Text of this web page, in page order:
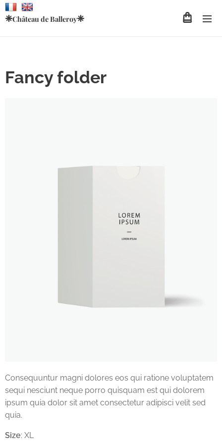
❈Château de Balleroy❈
Fancy folder
Consequuntur magni dolores eos qui ratione voluptatem
sequi nesciunt neque porro quisquam est qui dolorem
ipsum quia dolor sit amet consectetur adipisci velit sed
quia.
Size: XL